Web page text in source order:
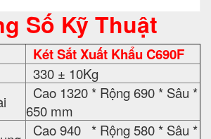
Số Kỹ Thuật
Két Sắt Xuất Khẩu C690F
330 ± 10Kg
Cao 1320 * Rộng 690 * Sâu *
650 mm
Cao 940 * Rộng 580 * Sâu *